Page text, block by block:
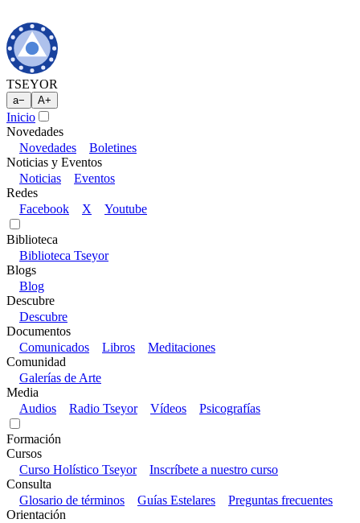
TSEYOR
a− A+
Inicio
Novedades
Novedades
Boletines
Noticias y Eventos
Noticias
Eventos
Redes
Facebook
X Youtube
Biblioteca
Biblioteca Tseyor
Blogs
Blog
Descubre
Descubre
Documentos
Comunicados
Libros
Meditaciones
Comunidad
Galerías de Arte
Media
Audios
Radio Tseyor Vídeos Psicografías
Formación
Cursos
Curso Holístico Tseyor
Inscríbete a nuestro curso
Consulta
Glosario de términos
Guías Estelares
Preguntas frecuentes
Orientación